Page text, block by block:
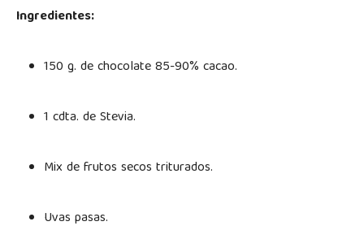
Ingredientes:
150 g. de chocolate 85-90% cacao.
1 cdta. de Stevia.
Mix de frutos secos triturados.
Uvas pasas.